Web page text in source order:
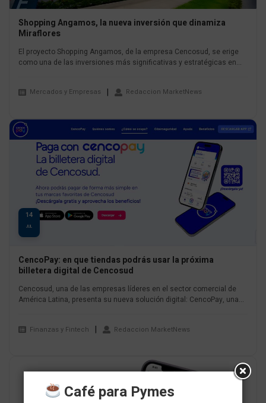
Shopping Angamos, la nueva inversión que dinamiza
Miraflores
El proyecto Shopping Angamos, de la empresa Cencosud, se erige
como una de las inversiones más significativas y estratégicas en...
Mercados y Empresas Redaccion MarketNews
14
JUL
CencoPay: en que tiendas podrás usar la próxima
billetera digital de Cencosud
Cencosud, una de las empresas líderes en el sector comercial de
América Latina, presenta su nueva solución digital: CencoPay, una...
Finanzas y Fintech Redaccion MarketNews
Café para Pymes